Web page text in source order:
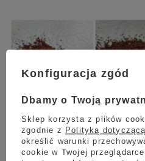
Konfiguracja zgód
Dbamy o Twoją
Sklep korzysta z plików
zgodnie z Polityką
określić warunki
cookie w Twojej